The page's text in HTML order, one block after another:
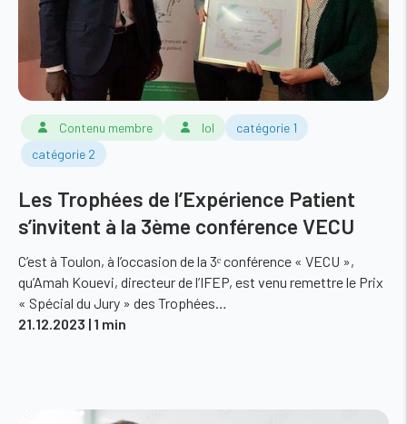
Contenu membre lol
catégorie 1
catégorie 2
Les Trophées de l’Expérience Patient
s’invitent à la 3ème conférence VECU
C’est à Toulon, à l’occasion de la 3ᵉ conférence « VECU »,
qu’Amah Kouevi, directeur de l’IFEP, est venu remettre le Prix
« Spécial du Jury » des Trophées…
21.12.2023 | 1 min